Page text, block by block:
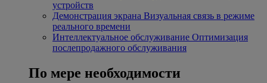
устройств
Демонстрация экрана Визуальная связь в режиме
реального времени
Интеллектуальное обслуживание Оптимизация
послепродажного обслуживания
По мере необходимости